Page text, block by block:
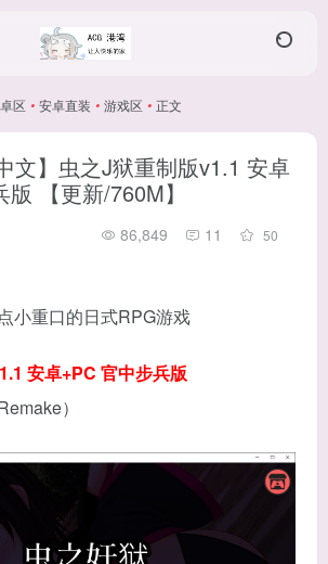
区 • 安卓直装 • 游戏区 • 正文
文】虫之J狱重制版v1.1 安卓
【更新/760M】
86,849 11 50
小重口的日式RPG游戏
安卓+PC 官中步兵版
）